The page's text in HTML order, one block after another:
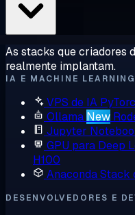
As stacks que criadores
realmente implantam.
IA E MACHINE LEARNING
VPS de IA
Ollama New
Jupyter
GPU para Deep
H100
AnacondaStack
DESENVOLVEDORES E